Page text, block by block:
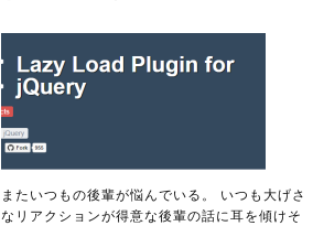
またいつもの後輩が悩んでいる。 いつも大げさ
なリアクションが得意な後輩の話に耳を傾けそ